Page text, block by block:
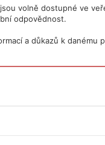
volně dostupné ve
odpovědnost.
a důkazů k danému